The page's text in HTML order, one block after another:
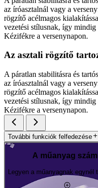
az íróasztalnál vagy a
rögzítő acélmagos
vezetési stílusnak, így
Kézifékre a versenynapon.
Az asztali rögzítő
A páratlan stabilitásra és
az íróasztalnál vagy a
rögzítő acélmagos
vezetési stílusnak, így
Kézifékre a versenynapon.
További funkciók felfedezése
A műanyag
Legyen a műanyagnak egynél